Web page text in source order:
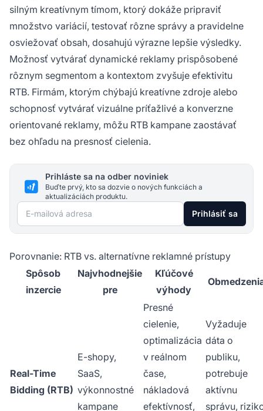
silným kreatívnym tímom, ktorý dokáže pripraviť
množstvo variácií, testovať rôzne správy a pravidelne
osviežovať obsah, dosahujú výrazne lepšie výsledky.
Možnosť vytvárať dynamické reklamy prispôsobené
rôznym segmentom a kontextom zvyšuje efektivitu
RTB. Firmám, ktorým chýbajú kreatívne zdroje alebo
schopnosť vytvárať vizuálne príťažlivé a konverzne
orientované reklamy, môžu RTB kampane zaostávať
bez ohľadu na presnosť cielenia.
Prihláste sa na odber noviniek
Buďte prvý, kto sa dozvie o nových funkciách a
aktualizáciách produktu.
E-mailová adresa Prihlásiť sa
Porovnanie: RTB vs. alternatívne reklamné prístupy
Spôsob
inzercie
Najvhodnejšie
pre
Kľúčové
výhody
Real-Time
Bidding (RTB)
E-shopy,
SaaS,
výkonnostné
kampane
Presné
cielenie,
optimalizácia
v reálnom
čase,
nákladová
efektívnosť,
Vyžaduje
dáta o
publiku,
potrebuje
aktívnu
správu,